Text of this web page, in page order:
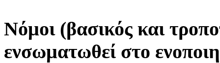
Νόμοι (βασικός και
ενσωματωθεί στο